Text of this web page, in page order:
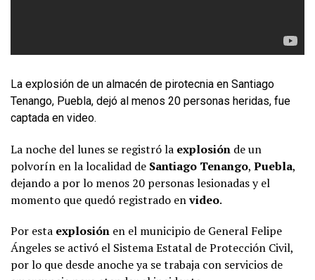
La explosión de un almacén de pirotecnia en Santiago
Tenango, Puebla, dejó al menos 20 personas heridas, fue
captada en video.
La noche del lunes se registró la explosión de un
polvorín en la localidad de Santiago Tenango, Puebla,
dejando a por lo menos 20 personas lesionadas y el
momento que quedó registrado envideo.
Por esta explosión en el municipio de General Felipe
Ángeles se activó el Sistema Estatal de Protección Civil,
por lo que desde anoche ya se trabaja con servicios de